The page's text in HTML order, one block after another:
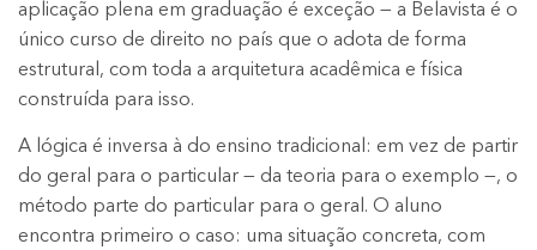
aplicação plena em graduação é exceção — a Belavista é o
único curso de direito no país que o adota de forma
estrutural, com toda a arquitetura acadêmica e física
construída para isso.
A lógica é inversa à do ensino tradicional: em vez de partir
do geral para o particular — da teoria para o exemplo —, o
método parte do particular para o geral. O aluno
encontra primeiro o caso: uma situação concreta, com